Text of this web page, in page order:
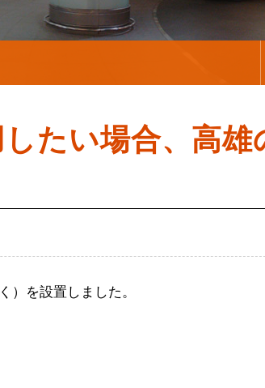
たい場合、高雄
）を設置しました。